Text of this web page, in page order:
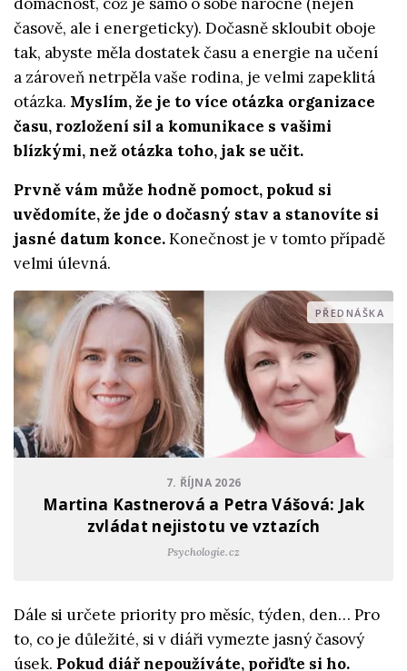
časově, ale i energeticky). Dočasně skloubit oboje
tak, abyste měla dostatek času a energie na učení
a zároveň netrpěla vaše rodina, je velmi zapeklitá
otázka. Myslím, že je to více otázka organizace
času, rozložení sil a komunikace s vašimi
blízkými, než otázka toho, jak se učit.
Prvně vám může hodně pomoct, pokud si
uvědomíte, že jde o dočasný stav a stanovíte si
jasné datum konce.Konečnost je v tomto případě
velmi úlevná.
PŘEDNÁŠKA
7. ŘÍJNA 2026
Martina Kastnerová a Petra Vášová: Jak
zvládat nejistotu ve vztazích
Psychologie.cz
Dále si určete priority pro měsíc, týden, den… Pro
to, co je důležité, si v diáři vymezte jasný časový
úsek. Pokud diář nepoužíváte, pořiďte si ho.